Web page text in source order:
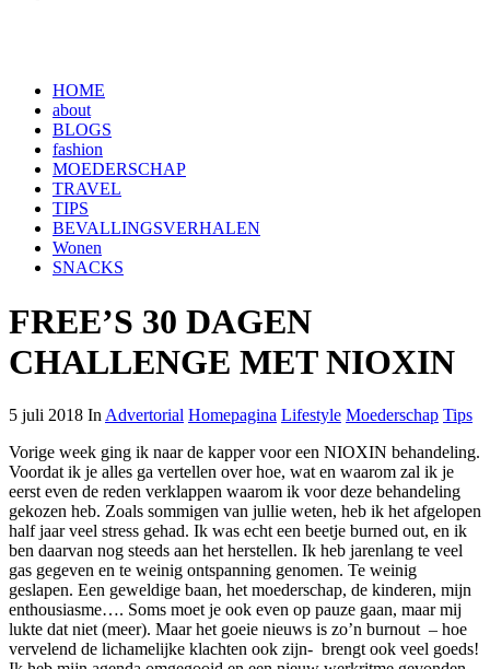
HOME
about
BLOGS
fashion
MOEDERSCHAP
TRAVEL
TIPS
BEVALLINGSVERHALEN
Wonen
SNACKS
FREE’S 30 DAGEN
CHALLENGE MET NIOXIN
5 juli 2018 In Advertorial Homepagina Lifestyle Moederschap Tips
Vorige week ging ik naar de kapper voor een NIOXIN behandeling.
Voordat ik je alles ga vertellen over hoe, wat en waarom zal ik je
eerst even de reden verklappen waarom ik voor deze behandeling
gekozen heb. Zoals sommigen van jullie weten, heb ik het afgelopen
half jaar veel stress gehad. Ik was echt een beetje burned out, en ik
ben daarvan nog steeds aan het herstellen. Ik heb jarenlang te veel
gas gegeven en te weinig ontspanning genomen. Te weinig
geslapen. Een geweldige baan, het moederschap, de kinderen, mijn
enthousiasme…. Soms moet je ook even op pauze gaan, maar mij
lukte dat niet (meer). Maar het goeie nieuws is zo’n burnout – hoe
vervelend de lichamelijke klachten ook zijn- brengt ook veel goeds!